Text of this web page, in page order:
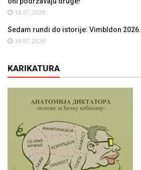
18.07.2026
Sedam rundi do istorije: Vimbldon 2026.
16.07.2026
KARIKATURA